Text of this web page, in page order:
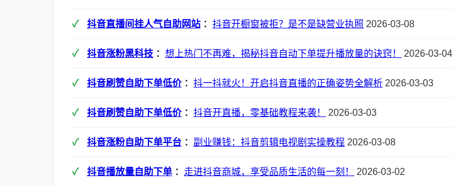
抖音直播间挂人气自助网站 ： 抖音开橱窗被拒？是不是缺营业执照 2026-03-08
抖音涨粉黑科技 ： 想上热门不再难，揭秘抖音自动下单提升播放量的诀窍！ 2026-03-04
抖音刷赞自助下单低价： 抖一抖就火！开启抖音直播的正确姿势全解析 2026-03-03
抖音刷赞自助下单低价： 抖音开直播，零基础教程来袭！ 2026-03-03
抖音涨粉自助下单平台 ： 副业赚钱：抖音剪辑电视剧实操教程 2026-03-08
抖音播放量自助下单 ： 走进抖音商城，享受品质生活的每一刻！ 2026-03-02